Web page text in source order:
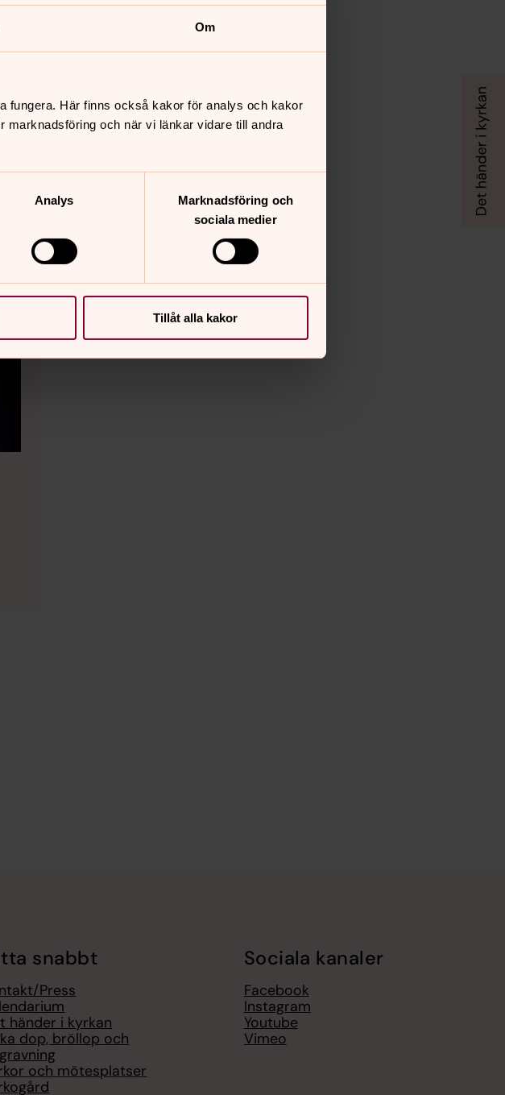
Om
fungera. Här finns också kakor för analys och kakor
och när vi länkar vidare till andra
Analys
Marknadsföring och
sociala medier
Tillåt alla kakor
snabbt
Press
händer i kyrkan
dop, bröllop och
och mötesplatser
Sociala kanaler
Facebook
Instagram
Youtube
Vimeo